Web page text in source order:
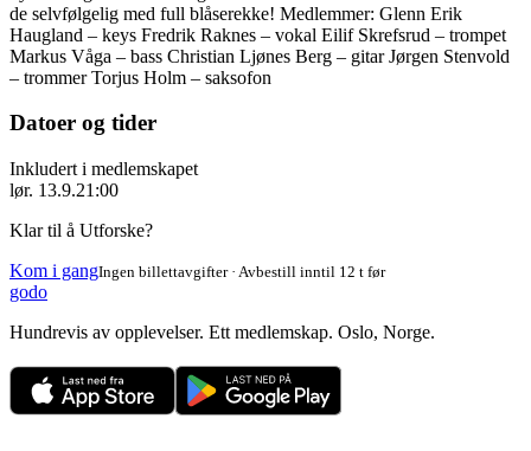
de selvfølgelig med full blåserekke! Medlemmer: Glenn Erik
Haugland – keys Fredrik Raknes – vokal Eilif Skrefsrud – trompet
Markus Våga – bass Christian Ljønes Berg – gitar Jørgen Stenvold
– trommer Torjus Holm – saksofon
Datoer og tider
Inkludert i medlemskapet
lør. 13.9.21:00
Klar til å Utforske?
Kom i gangIngen billettavgifter · Avbestill inntil 12 t før
godo
Hundrevis av opplevelser. Ett medlemskap. Oslo, Norge.